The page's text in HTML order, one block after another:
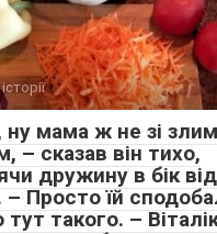
ну мама ж не зі злим
– сказав він тихо,
дружину в бік від
– Просто їй
такого. –